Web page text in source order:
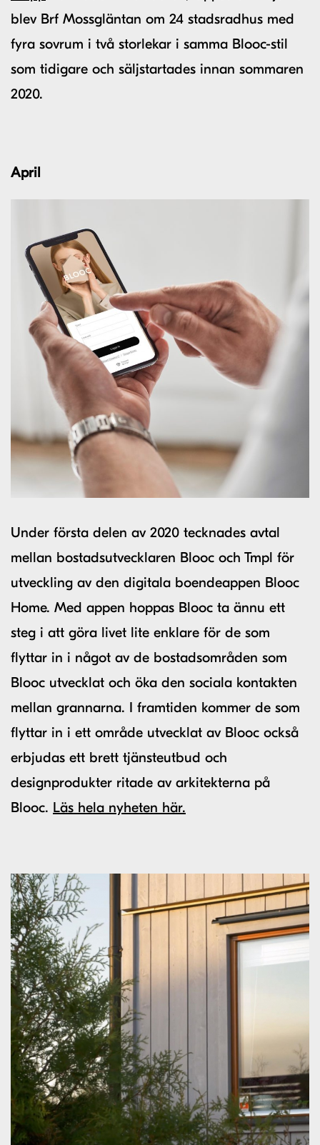
blev Brf Mossgläntan om 24 stadsradhus med
fyra sovrum i två storlekar i samma Blooc-stil
som tidigare och säljstartades innan sommaren
2020.
April
Under första delen av 2020 tecknades avtal
mellan bostadsutvecklaren Blooc och Tmpl för
utveckling av den digitala boendeappen Blooc
Home. Med appen hoppas Blooc ta ännu ett
steg i att göra livet lite enklare för de som
flyttar in i något av de bostadsområden som
Blooc utvecklat och öka den sociala kontakten
mellan grannarna. I framtiden kommer de som
flyttar in i ett område utvecklat av Blooc också
erbjudas ett brett tjänsteutbud och
designprodukter ritade av arkitekterna på
Blooc. Läs hela nyheten här.